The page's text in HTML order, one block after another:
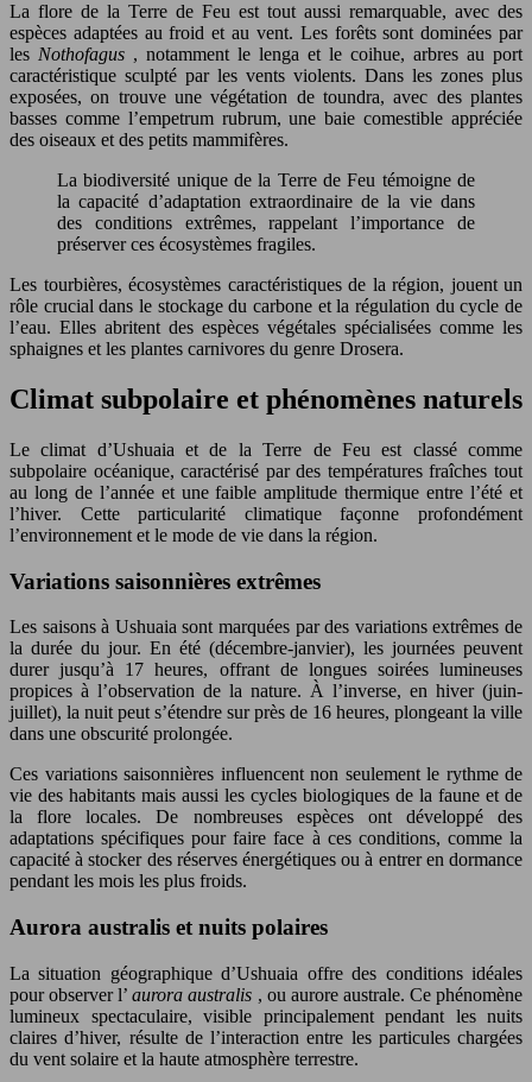
La flore de la Terre de Feu est tout aussi remarquable, avec des
espèces adaptées au froid et au vent. Les forêts sont dominées par
les Nothofagus , notamment le lenga et le coihue, arbres au port
caractéristique sculpté par les vents violents. Dans les zones plus
exposées, on trouve une végétation de toundra, avec des plantes
basses comme l’empetrum rubrum, une baie comestible appréciée
des oiseaux et des petits mammifères.
La biodiversité unique de la Terre de Feu témoigne de
la capacité d’adaptation extraordinaire de la vie dans
des conditions extrêmes, rappelant l’importance de
préserver ces écosystèmes fragiles.
Les tourbières, écosystèmes caractéristiques de la région, jouent un
rôle crucial dans le stockage du carbone et la régulation du cycle de
l’eau. Elles abritent des espèces végétales spécialisées comme les
sphaignes et les plantes carnivores du genre Drosera.
Climat subpolaire et phénomènes naturels
Le climat d’Ushuaia et de la Terre de Feu est classé comme
subpolaire océanique, caractérisé par des températures fraîches tout
au long de l’année et une faible amplitude thermique entre l’été et
l’hiver. Cette particularité climatique façonne profondément
l’environnement et le mode de vie dans la région.
Variations saisonnières extrêmes
Les saisons à Ushuaia sont marquées par des variations extrêmes de
la durée du jour. En été (décembre-janvier), les journées peuvent
durer jusqu’à 17 heures, offrant de longues soirées lumineuses
propices à l’observation de la nature. À l’inverse, en hiver (juin-
juillet), la nuit peut s’étendre sur près de 16 heures, plongeant la ville
dans une obscurité prolongée.
Ces variations saisonnières influencent non seulement le rythme de
vie des habitants mais aussi les cycles biologiques de la faune et de
la flore locales. De nombreuses espèces ont développé des
adaptations spécifiques pour faire face à ces conditions, comme la
capacité à stocker des réserves énergétiques ou à entrer en dormance
pendant les mois les plus froids.
Aurora australis et nuits polaires
La situation géographique d’Ushuaia offre des conditions idéales
pour observer l’aurora australis , ou aurore australe. Ce phénomène
lumineux spectaculaire, visible principalement pendant les nuits
claires d’hiver, résulte de l’interaction entre les particules chargées
du vent solaire et la haute atmosphère terrestre.